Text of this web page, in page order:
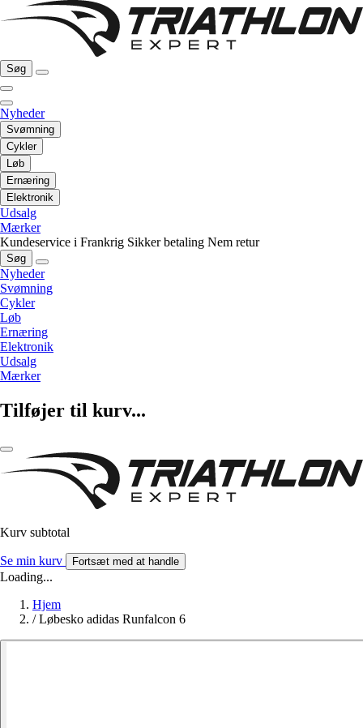
Søg
Nyheder
Svømning
Cykler
Løb
Ernæring
Elektronik
Udsalg
Mærker
Kundeservice i Frankrig Sikker betaling Nem retur
Søg
Nyheder
Svømning
Cykler
Løb
Ernæring
Elektronik
Udsalg
Mærker
Tilføjer til kurv...
Kurv subtotal
Se min kurv Fortsæt med at handle
Loading...
Hjem
/ Løbesko adidas Runfalcon 6